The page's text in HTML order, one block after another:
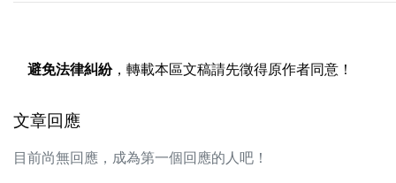
避免法律糾紛，轉載本區文稿請先徵得原作者同意！
文章回應
目前尚無回應，成為第一個回應的人吧！